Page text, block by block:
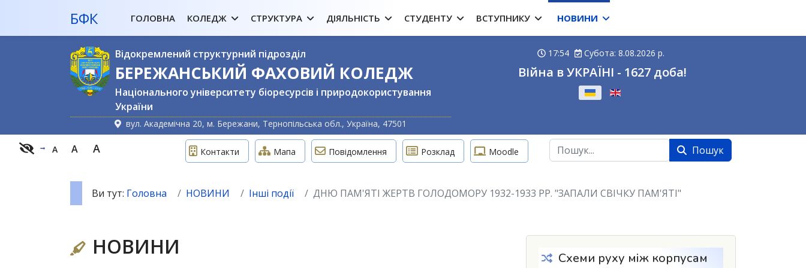
БФК ГОЛОВНА КОЛЕДЖ СТРУКТУРА ДІЯЛЬНІСТЬ СТУДЕНТУ ВСТУПНИКУ НОВИНИ
Відокремлений структурний підрозділ
БЕРЕЖАНСЬКИЙ ФАХОВИЙ КОЛЕДЖ
Національного університету біоресурсів і природокористування
України
вул. Академічна 20, м. Бережани, Тернопільська обл., Україна, 47501
17:54 Субота: 8.08.2026 р.
Війна в УКРАЇНІ - 1627 доба!
A A A Контакти Мапа Повідомлення Розклад Moodle Пошук Пошук
Ви тут: Головна НОВИНИ Інші події ДНЮ ПАМ'ЯТІ ЖЕРТВ ГОЛОДОМОРУ 1932-1933 РР. "ЗАПАЛИ СВІЧКУ ПАМ'ЯТІ"
НОВИНИ
Схеми руху між корпусам